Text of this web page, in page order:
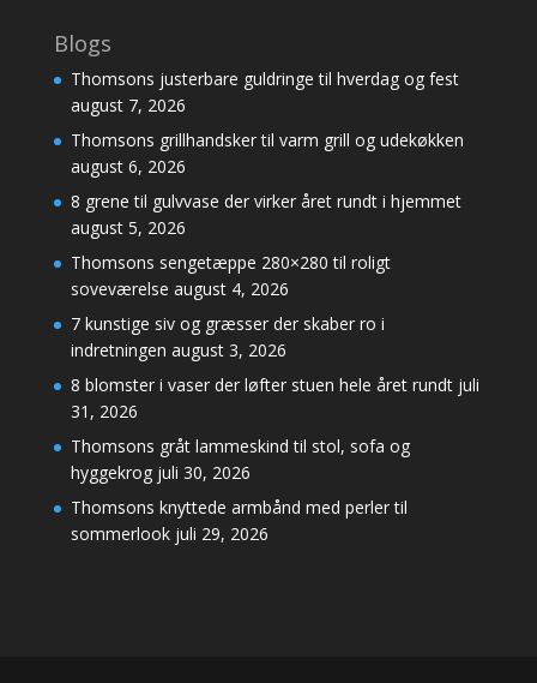
Blogs
Thomsons justerbare guldringe til hverdag og fest
august 7, 2026
Thomsons grillhandsker til varm grill og udekøkken
august 6, 2026
8 grene til gulvvase der virker året rundt i hjemmet
august 5, 2026
Thomsons sengetæppe 280×280 til roligt
soveværelse august 4, 2026
7 kunstige siv og græsser der skaber ro i
indretningen august 3, 2026
8 blomster i vaser der løfter stuen hele året rundt juli
31, 2026
Thomsons gråt lammeskind til stol, sofa og
hyggekrog juli 30, 2026
Thomsons knyttede armbånd med perler til
sommerlook juli 29, 2026